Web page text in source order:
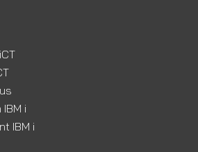
i
IBM i